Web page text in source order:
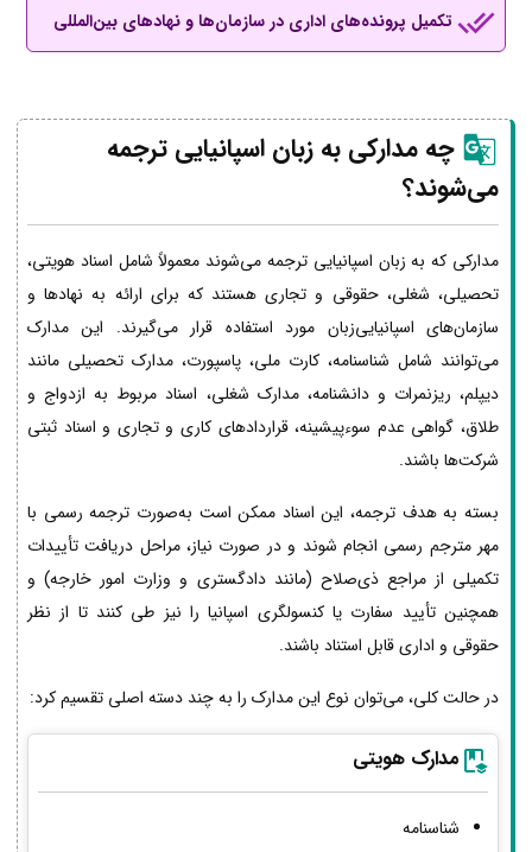
تکمیل پرونده‌های اداری در سازمان‌ها و نهادهای بین‌المللی
چه مدارکی به زبان اسپانیایی ترجمه
می‌شوند؟
مدارکی که به زبان اسپانیایی ترجمه می‌شوند معمولاً شامل اسناد هویتی،
تحصیلی، شغلی، حقوقی و تجاری هستند که برای ارائه به نهادها و
سازمان‌های اسپانیایی‌زبان مورد استفاده قرار می‌گیرند. این مدارک
می‌توانند شامل شناسنامه، کارت ملی، پاسپورت، مدارک تحصیلی مانند
دیپلم، ریزنمرات و دانشنامه، مدارک شغلی، اسناد مربوط به ازدواج و
طلاق، گواهی عدم سوءپیشینه، قراردادهای کاری و تجاری و اسناد ثبتی
شرکت‌ها باشند.
بسته به هدف ترجمه، این اسناد ممکن است به‌صورت ترجمه رسمی با
مهر مترجم رسمی انجام شوند و در صورت نیاز، مراحل دریافت تأییدات
تکمیلی از مراجع ذی‌صلاح (مانند دادگستری و وزارت امور خارجه) و
همچنین تأیید سفارت یا کنسولگری اسپانیا را نیز طی کنند تا از نظر
حقوقی و اداری قابل استناد باشند.
در حالت کلی، می‌توان نوع این مدارک را به چند دسته اصلی تقسیم کرد:
مدارک هویتی
شناسنامه